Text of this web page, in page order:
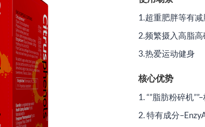
1.超重肥胖等有
2.频繁摄入高脂高
3.热爱运动健身
核心优势
1. “”脂肪粉碎机
2. 特有成分